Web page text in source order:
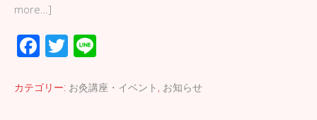
more…]
F
e
T
tt e
カテゴリー: お灸講座・イベント , お知らせ